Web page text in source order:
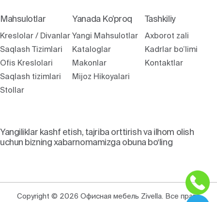
Mahsulotlar
Kreslolar / Divanlar
Saqlash Tizimlari
Ofis Kreslolari
Saqlash tizimlari
Stollar
Yanada Ko’proq
Yangi Mahsulotlar
Kataloglar
Makonlar
Mijoz Hikoyalari
Tashkiliy
Axborot zali
Kadrlar bo’limi
Kontaktlar
Yangiliklar kashf etish, tajriba orttirish va ilhom olish
uchun bizning xabarnomamizga obuna bo‘ling
Copyright © 2026 Офисная мебель Zivella. Все права